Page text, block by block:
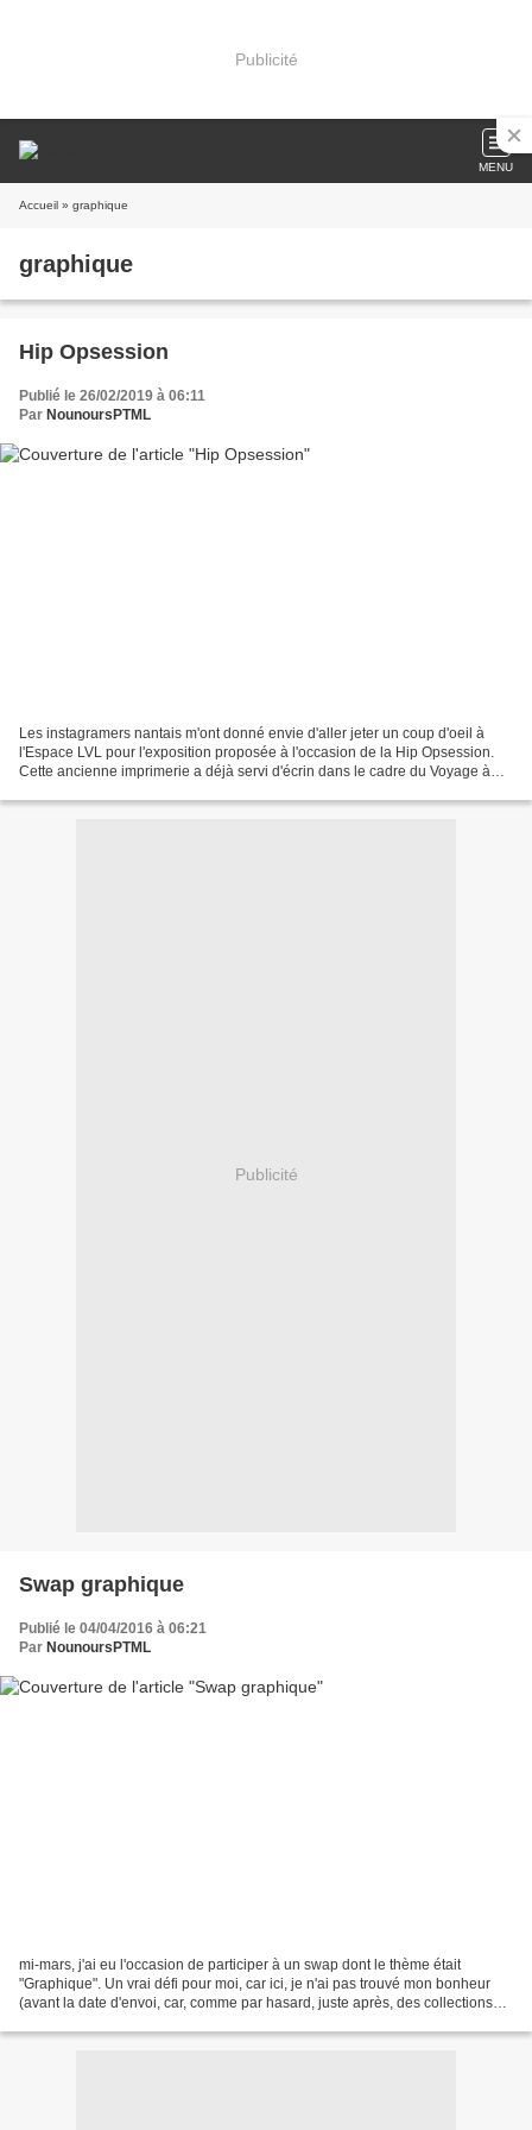
Publicité
MENU
Accueil » graphique
graphique
Hip Opsession
Publié le 26/02/2019 à 06:11
Par NounoursPTML
Les instagramers nantais m'ont donné envie d'aller jeter un coup d'oeil à
l'Espace LVL pour l'exposition proposée à l'occasion de la Hip Opsession.
Cette ancienne imprimerie a déjà servi d'écrin dans le cadre du Voyage à
Publicité
Swap graphique
Publié le 04/04/2016 à 06:21
Par NounoursPTML
mi-mars, j'ai eu l'occasion de participer à un swap dont le thème était
"Graphique". Un vrai défi pour moi, car ici, je n'ai pas trouvé mon bonheur
(avant la date d'envoi, car, comme par hasard, juste après, des collections